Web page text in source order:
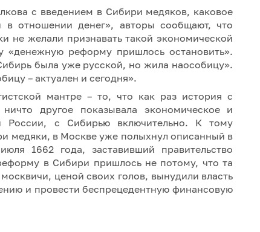
с введением в Сибири медяков, каковое
отношении денег», авторы сообщают, что
не желали признавать такой экономической
реформу пришлось остановить».
была уже русской, но жила наособицу».
– актуален и сегодня».
мантре – то, что как раз история с
другое показывала экономическое и
России, с Сибирью включительно. К тому
медяки, в Москве уже полыхнул описанный в
1662 года, заставивший правительство
в Сибири пришлось не потому, что та
ценой своих голов, вынудили власть
и провести беспрецедентную финансовую